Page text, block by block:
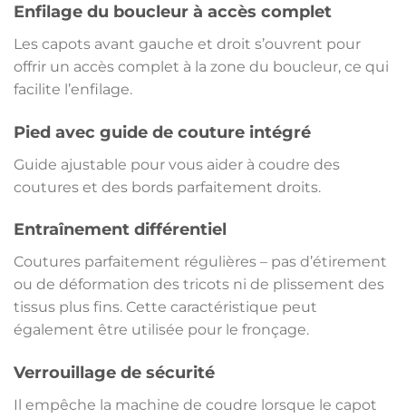
Enfilage du boucleur à accès complet
Les capots avant gauche et droit s’ouvrent pour
offrir un accès complet à la zone du boucleur, ce qui
facilite l’enfilage.
Pied avec guide de couture intégré
Guide ajustable pour vous aider à coudre des
coutures et des bords parfaitement droits.
Entraînement différentiel
Coutures parfaitement régulières – pas d’étirement
ou de déformation des tricots ni de plissement des
tissus plus fins. Cette caractéristique peut
également être utilisée pour le fronçage.
Verrouillage de sécurité
Il empêche la machine de coudre lorsque le capot